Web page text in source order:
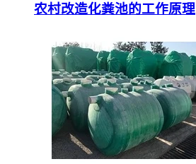
农村改造化粪池的工作原理